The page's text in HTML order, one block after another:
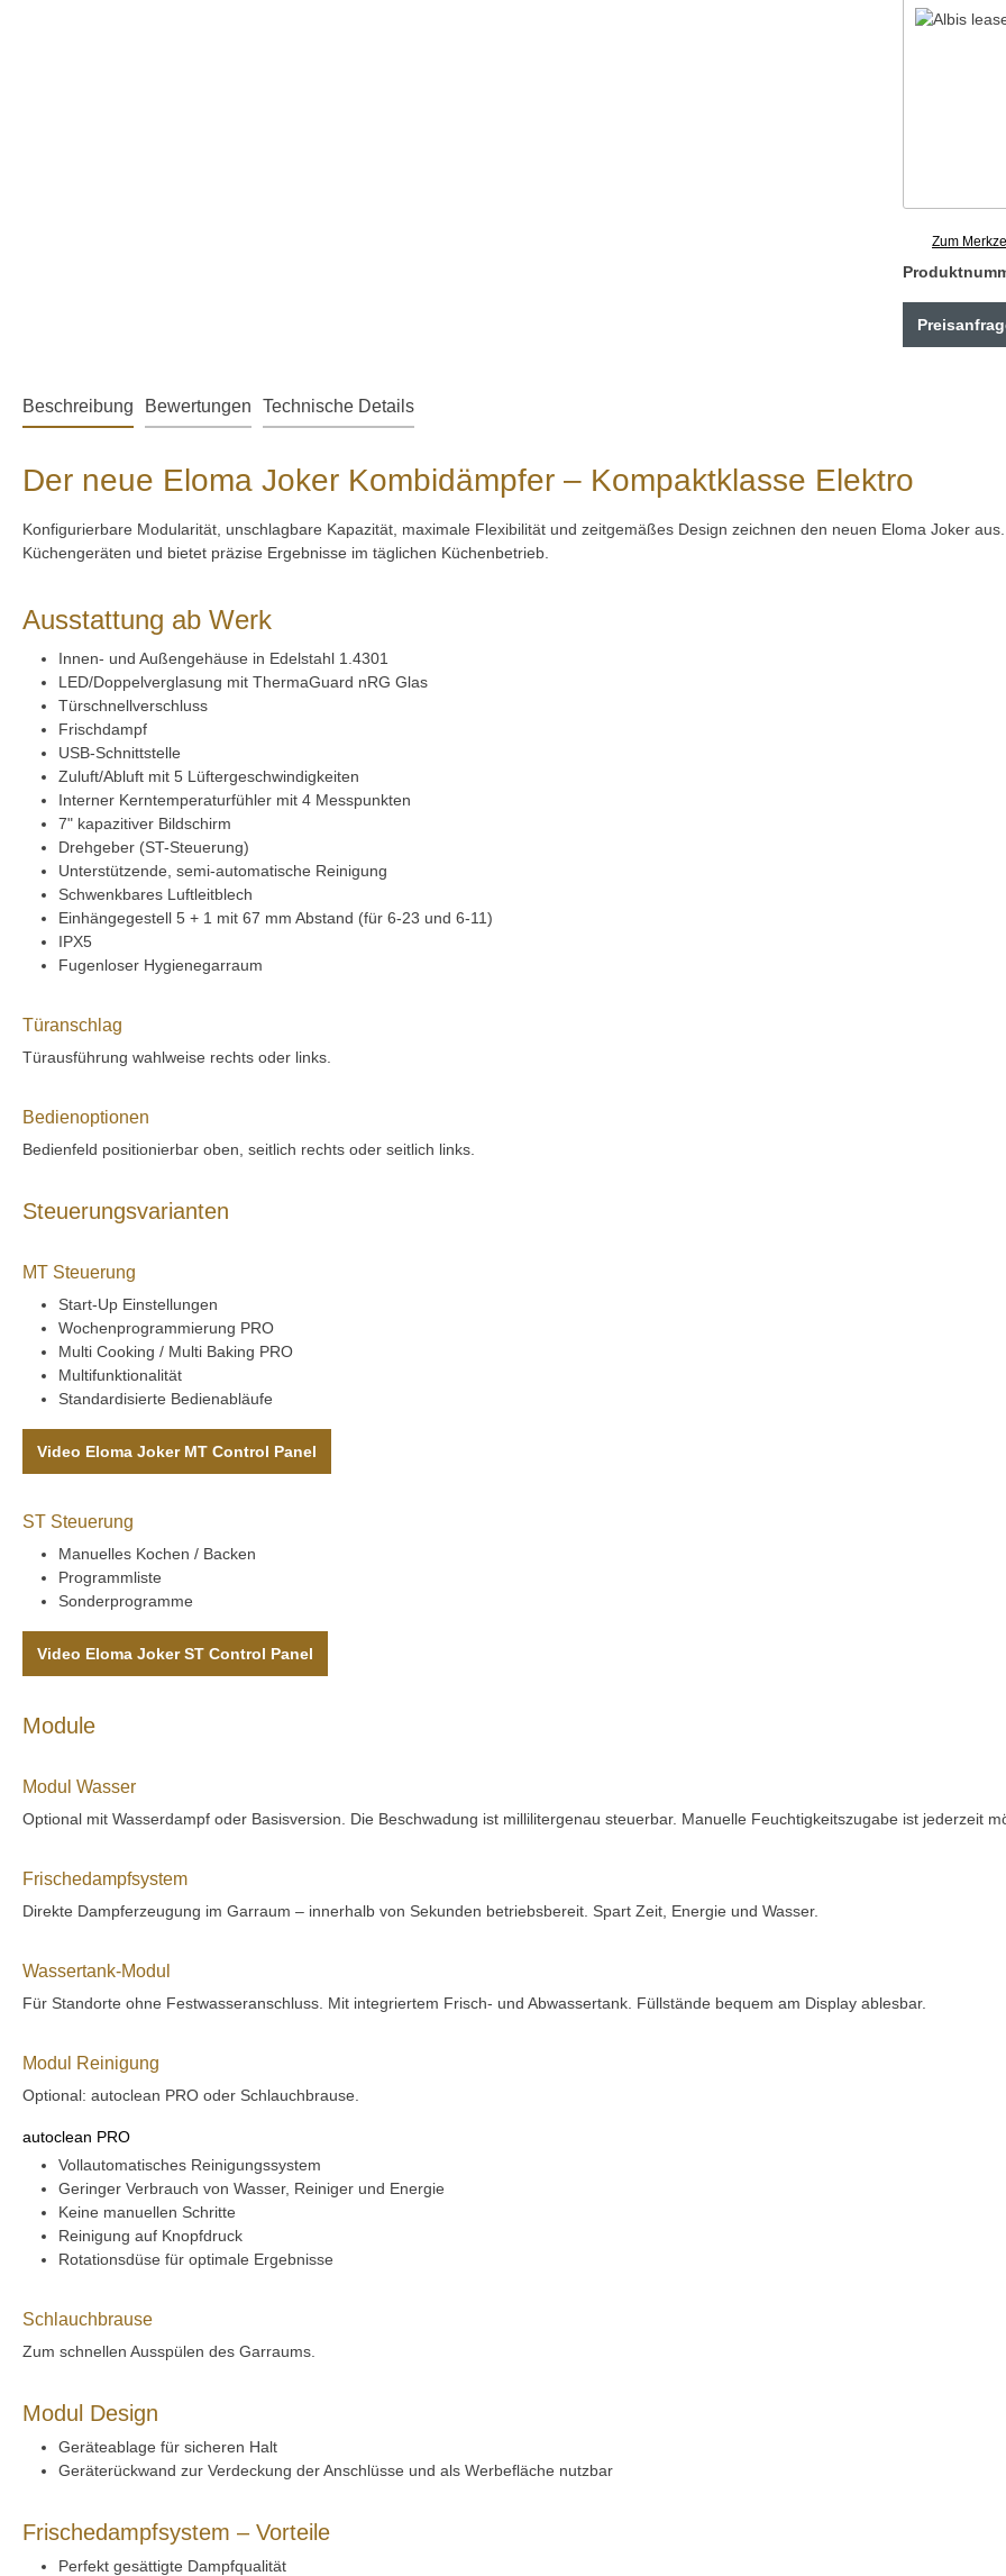
Zum
Beschreibung Bewertungen Technische Details
Der neue Eloma Joker Kombidämpfer – Kompaktklasse Elektro
Konfigurierbare Modularität, unschlagbare Kapazität, maximale Flexibilität und zeitgemäßes Design zeichnen den neuen Eloma Joker
Küchengeräten und bietet präzise Ergebnisse im täglichen Küchenbetrieb.
Ausstattung ab Werk
Innen- und Außengehäuse in Edelstahl 1.4301
LED/Doppelverglasung mit ThermaGuard nRG Glas
Türschnellverschluss
Frischdampf
USB-Schnittstelle
Zuluft/Abluft mit 5 Lüftergeschwindigkeiten
Interner Kerntemperaturfühler mit 4 Messpunkten
7" kapazitiver Bildschirm
Drehgeber (ST-Steuerung)
Unterstützende, semi-automatische Reinigung
Schwenkbares Luftleitblech
Einhängegestell 5 + 1 mit 67 mm Abstand (für 6-23 und 6-11)
IPX5
Fugenloser Hygienegarraum
Türanschlag
Türausführung wahlweise rechts oder links.
Bedienoptionen
Bedienfeld positionierbar oben, seitlich rechts oder seitlich links.
Steuerungsvarianten
MT Steuerung
Start-Up Einstellungen
Wochenprogrammierung PRO
Multi Cooking / Multi Baking PRO
Multifunktionalität
Standardisierte Bedienabläufe
Video Eloma Joker MT Control Panel
ST Steuerung
Manuelles Kochen / Backen
Programmliste
Sonderprogramme
Video Eloma Joker ST Control Panel
Module
Modul Wasser
Optional mit Wasserdampf oder Basisversion. Die Beschwadung ist millilitergenau steuerbar. Manuelle Feuchtigkeitszugabe ist jederzeit
Frischedampfsystem
Direkte Dampferzeugung im Garraum – innerhalb von Sekunden betriebsbereit. Spart Zeit, Energie und Wasser.
Wassertank-Modul
Für Standorte ohne Festwasseranschluss. Mit integriertem Frisch- und Abwassertank. Füllstände bequem am Display ablesbar.
Modul Reinigung
Optional: autoclean PRO oder Schlauchbrause.
autoclean PRO
Vollautomatisches Reinigungssystem
Geringer Verbrauch von Wasser, Reiniger und Energie
Keine manuellen Schritte
Reinigung auf Knopfdruck
Rotationsdüse für optimale Ergebnisse
Schlauchbrause
Zum schnellen Ausspülen des Garraums.
Modul Design
Geräteablage für sicheren Halt
Geräterückwand zur Verdeckung der Anschlüsse und als Werbefläche nutzbar
Frischedampfsystem – Vorteile
Perfekt gesättigte Dampfqualität